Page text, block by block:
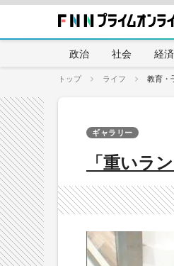
政治 社会 経済
トップ ライフ 教育・
「重いラ
ギャラリー